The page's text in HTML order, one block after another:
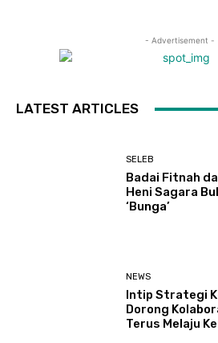
- Advertisement -
LATEST ARTICLES
SELEB
Badai Fitnah
Heni Sagara
‘Bunga’
NEWS
Intip Strategi
Dorong
Terus Melaju